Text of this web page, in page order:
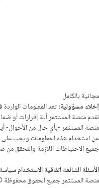
مجانية بالكامل
إخلاء مسؤولية:تعد المعلومات
تقدم منصة المستثمر أية إقرارات أو
منصة المستثمر -بأي حال من الأحوال-
عن استخدام هذه المعلومات ويجب على
جميع الاحتياطات اللازمة والتحقق
الأسئلة الشائعةاتفاقية الاستخدام
منصة المستثمر جميع الحقوق